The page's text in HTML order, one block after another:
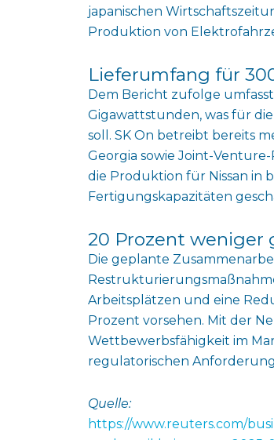
japanischen
Produktion von
Lieferumfang für
Dem Bericht zufolge
Gigawattstunden, was für
soll. SK On betreibt bereits
Georgia sowie Joint-
die Produktion für Nissan in
Fertigungskapazitäten
20 Prozent weniger
Die geplante
Arbeitsplätzen und eine
Prozent vorsehen. Mit der
Wettbewerbsfähigkeit im
regulatorischen
Quelle:
https://www.reuters.com/